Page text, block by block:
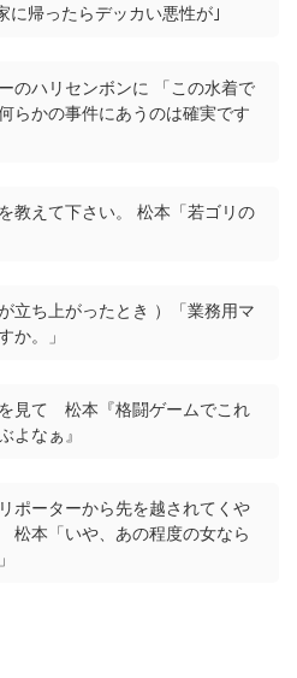
に帰ったらデッカい悪性が｣
のハリセンボンに 「この水着で
らかの事件にあうのは確実です
教えて下さい。 松本「若ゴリの
立ち上がったとき ）「業務用マ
か。」
見て 松本『格闘ゲームでこれ
よなぁ』
ポーターから先を越されてくや
松本「いや、あの程度の女なら